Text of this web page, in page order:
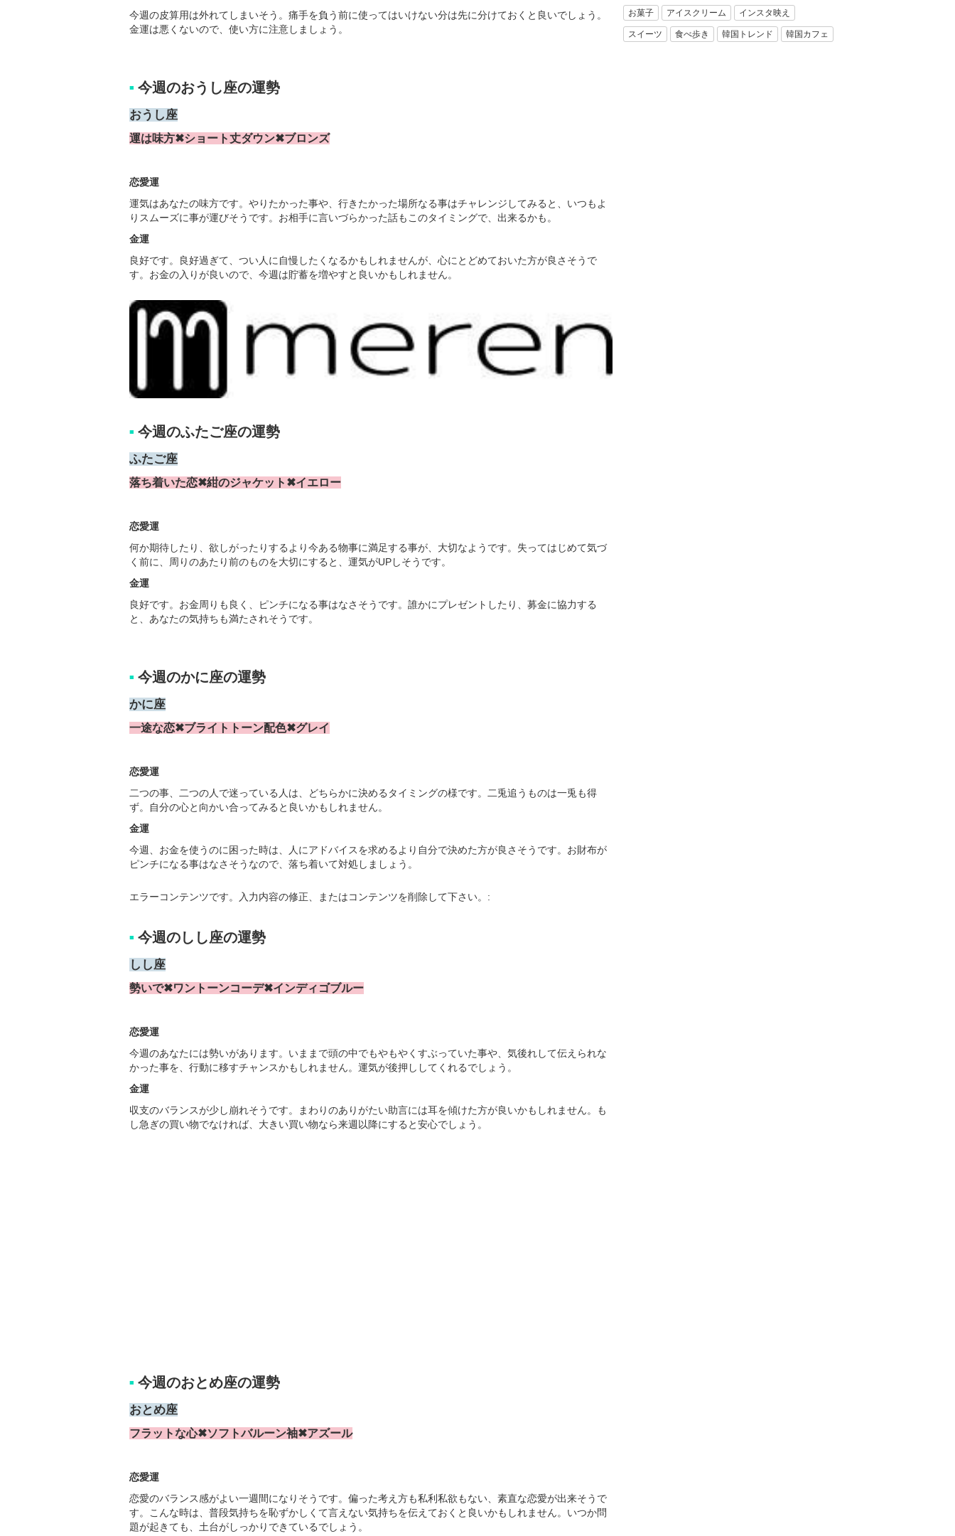
今週の皮算用は外れてしまいそう。痛手を負う前に使ってはいけない分は先に分けておくと良いでしょう。
金運は悪くないので、使い方に注意しましょう。
■ 今週のおうし座の運勢
おうし座
運は味方✖ショート丈ダウン✖ブロンズ
恋愛運
運気はあなたの味方です。やりたかった事や、行きたかった場所なる事はチャレンジしてみると、いつもよ
りスムーズに事が運びそうです。お相手に言いづらかった話もこのタイミングで、出来るかも。
金運
良好です。良好過ぎて、つい人に自慢したくなるかもしれませんが、心にとどめておいた方が良さそうで
す。お金の入りが良いので、今週は貯蓄を増やすと良いかもしれません。
■ 今週のふたご座の運勢
ふたご座
落ち着いた恋✖紺のジャケット✖イエロー
恋愛運
何か期待したり、欲しがったりするより今ある物事に満足する事が、大切なようです。失ってはじめて気づ
く前に、周りのあたり前のものを大切にすると、運気がUPしそうです。
金運
良好です。お金周りも良く、ピンチになる事はなさそうです。誰かにプレゼントしたり、募金に協力する
と、あなたの気持ちも満たされそうです。
■ 今週のかに座の運勢
かに座
一途な恋✖ブライトトーン配色✖グレイ
恋愛運
二つの事、二つの人で迷っている人は、どちらかに決めるタイミングの様です。二兎追うものは一兎も得
ず。自分の心と向かい合ってみると良いかもしれません。
金運
今週、お金を使うのに困った時は、人にアドバイスを求めるより自分で決めた方が良さそうです。お財布が
ピンチになる事はなさそうなので、落ち着いて対処しましょう。
エラーコンテンツです。入力内容の修正、またはコンテンツを削除して下さい。:
■ 今週のしし座の運勢
しし座
勢いで✖ワントーンコーデ✖インディゴブルー
恋愛運
今週のあなたには勢いがあります。いままで頭の中でもやもやくすぶっていた事や、気後れして伝えられな
かった事を、行動に移すチャンスかもしれません。運気が後押ししてくれるでしょう。
金運
収支のバランスが少し崩れそうです。まわりのありがたい助言には耳を傾けた方が良いかもしれません。も
し急ぎの買い物でなければ、大きい買い物なら来週以降にすると安心でしょう。
■ 今週のおとめ座の運勢
おとめ座
フラットな心✖ソフトバルーン袖✖アズール
恋愛運
恋愛のバランス感がよい一週間になりそうです。偏った考え方も私利私欲もない、素直な恋愛が出来そうで
す。こんな時は、普段気持ちを恥ずかしくて言えない気持ちを伝えておくと良いかもしれません。いつか問
題が起きても、土台がしっかりできているでしょう。
お菓子 アイスクリーム インスタ映え
スイーツ 食べ歩き 韓国トレンド 韓国カフェ